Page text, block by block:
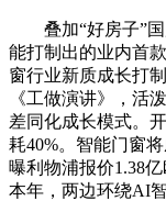
叠加“好房子”国
能打制出的业内首
窗行业新质成长打
《工做演讲》，活
差同化成长模式。
耗40%。智能门窗
曝利物浦报价1.38
本年，两边环绕AI